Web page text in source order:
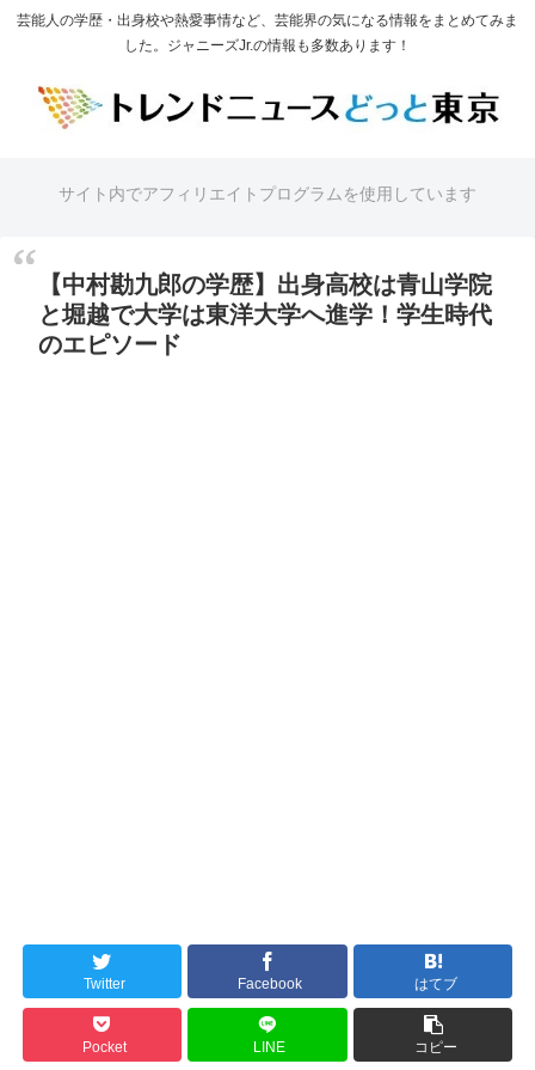
芸能人の学歴・出身校や熱愛事情など、芸能界の気になる情報をまとめてみま
した。ジャニーズJr.の情報も多数あります！
サイト内でアフィリエイトプログラムを使用しています
【中村勘九郎の学歴】出身高校は青山学院
と堀越で大学は東洋大学へ進学！学生時代
のエピソード
Twitter Facebook はてブ
Pocket LINE コピー